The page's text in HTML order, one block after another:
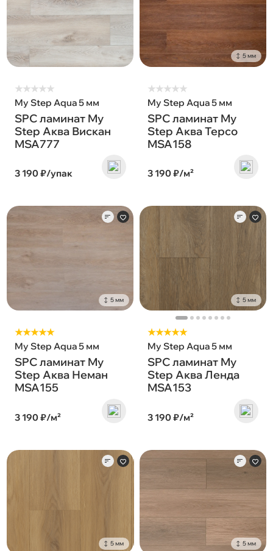
★★★★★
My Step Aqua 5 мм
SPC ламинат My
Step Аква Вискан
MSA777
3 190 ₽/упак
5 мм
★★★★★
My Step Aqua 5 мм
SPC ламинат My
Step Аква Терсо
MSA158
3 190 ₽/м²
5 мм
★★★★★
My Step Aqua 5 мм
SPC ламинат My
Step Аква Неман
MSA155
3 190 ₽/м²
5 мм
★★★★★
My Step Aqua 5 мм
SPC ламинат My
Step Аква Ленда
MSA153
3 190 ₽/м²
5 мм 5 мм